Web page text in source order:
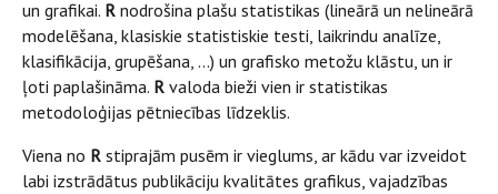
un grafikai. R nodrošina plašu statistikas (lineārā un nelineārā
modelēšana, klasiskie statistiskie testi, laikrindu analīze,
klasifikācija, grupēšana, ...) un grafisko metožu klāstu, un ir
ļoti paplašināma. R valoda bieži vien ir statistikas
metodoloģijas pētniecības līdzeklis.
Viena no R stiprajām pusēm ir vieglums, ar kādu var izveidot
labi izstrādātus publikāciju kvalitātes grafikus, vajadzības